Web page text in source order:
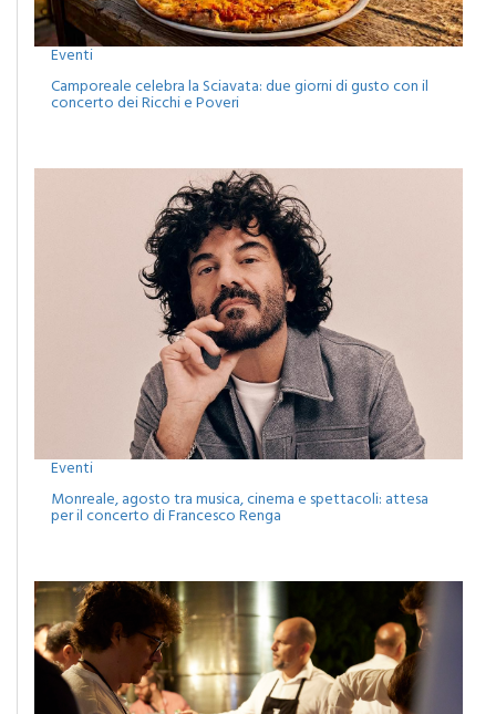
Eventi
Camporeale celebra la Sciavata: due giorni di gusto con il
Eventi
Monreale, agosto tra musica, cinema e spettacoli: attesa